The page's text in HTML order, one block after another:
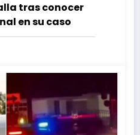
tras conocer
en su caso